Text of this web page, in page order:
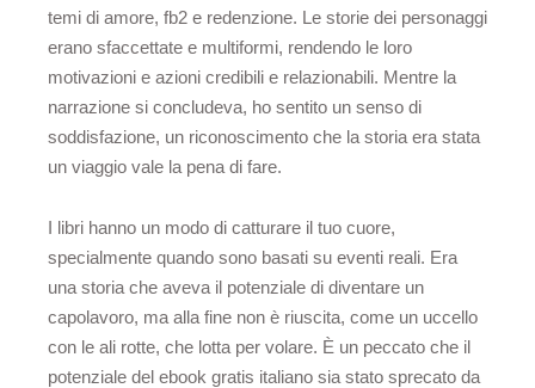
temi di amore, fb2 e redenzione. Le storie dei personaggi
erano sfaccettate e multiformi, rendendo le loro
motivazioni e azioni credibili e relazionabili. Mentre la
narrazione si concludeva, ho sentito un senso di
soddisfazione, un riconoscimento che la storia era stata
un viaggio vale la pena di fare.
I libri hanno un modo di catturare il tuo cuore,
specialmente quando sono basati su eventi reali. Era
una storia che aveva il potenziale di diventare un
capolavoro, ma alla fine non è riuscita, come un uccello
con le ali rotte, che lotta per volare. È un peccato che il
potenziale del ebook gratis italiano sia stato sprecato da